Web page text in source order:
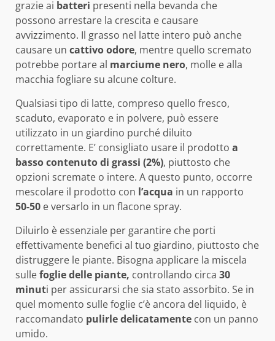
grazie ai batteri presenti nella bevanda che
possono arrestare la crescita e causare
avvizzimento. Il grasso nel latte intero può anche
causare un cattivo odore, mentre quello scremato
potrebbe portare al marciume nero, molle e alla
macchia fogliare su alcune colture.
Qualsiasi tipo di latte, compreso quello fresco,
scaduto, evaporato e in polvere, può essere
utilizzato in un giardino purché diluito
correttamente. E’ consigliato usare il prodotto a
basso contenuto di grassi (2%), piuttosto che
opzioni scremate o intere. A questo punto, occorre
mescolare il prodotto con l’acqua in un rapporto
50-50 e versarlo in un flacone spray.
Diluirlo è essenziale per garantire che porti
effettivamente benefici al tuo giardino, piuttosto che
distruggere le piante. Bisogna applicare la miscela
sullefoglie delle piante, controllando circa 30
minuti per assicurarsi che sia stato assorbito. Se in
quel momento sulle foglie c’è ancora del liquido, è
raccomandato pulirle delicatamente con un panno
umido.